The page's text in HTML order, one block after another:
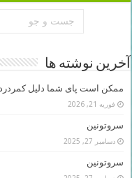
آخرین نوشته ها
ممکن است پای شما دلیل
فوریه 21, 2026
سروتونین
دسامبر 27, 2025
سروتونین